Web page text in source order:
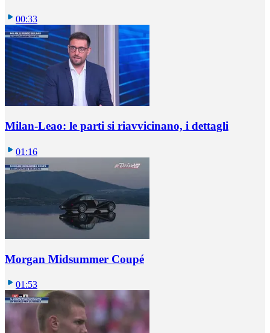
00:33
Milan-Leao: le parti si riavvicinano, i dettagli
01:16
Morgan Midsummer Coupé
01:53